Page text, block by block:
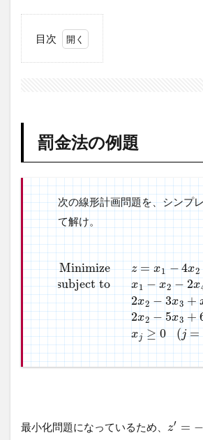
目次
題
罰金法の例題
次の線形計画問題を、シンプ
て解け。
Minimize
subject to
z = x1 −4x2
x1 − x2 −2x
2x2 −3x3 +
2x2 −5x3 +
xj ≥ 0 (j =
最小化問題になっているため、 z′ =